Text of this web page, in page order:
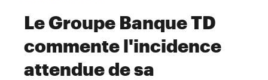
Le Groupe Banque TD
commente l'incidence
attendue de sa